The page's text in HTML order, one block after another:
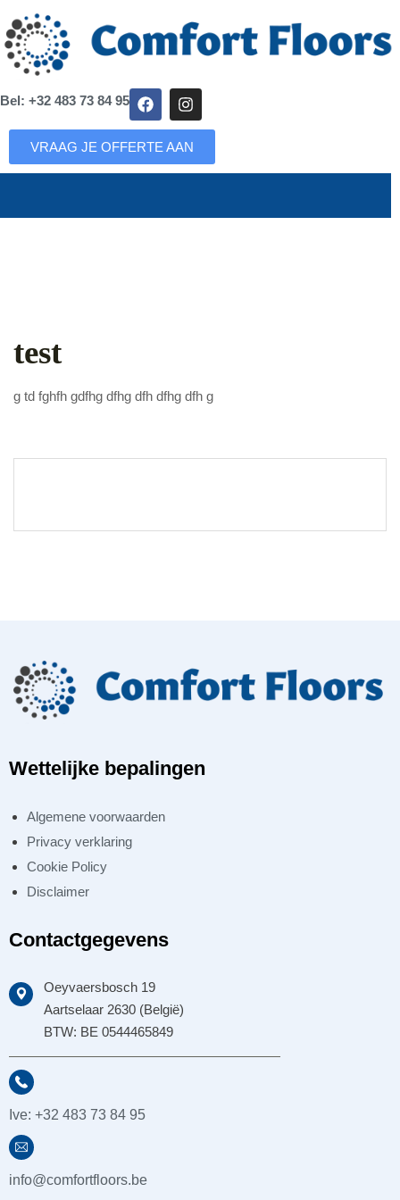
Bel: +32 483 73 84 95
VRAAG JE OFFERTE AAN
test
g td fghfh gdfhg dfhg dfh dfhg dfh g
Wettelijke bepalingen
Algemene voorwaarden
Privacy verklaring
Cookie Policy
Disclaimer
Contactgegevens
Oeyvaersbosch 19
Aartselaar 2630 (België)
BTW: BE 0544465849
Ive: +32 483 73 84 95
info@comfortfloors.be